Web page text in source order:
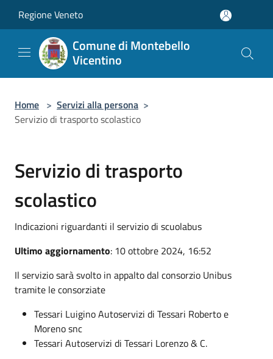
Regione Veneto
Comune di Montebello
Vicentino
Home > Servizi alla persona >
Servizio di trasporto scolastico
Servizio di trasporto
scolastico
Indicazioni riguardanti il servizio di scuolabus
Ultimo aggiornamento: 10 ottobre 2024, 16:52
Il servizio sarà svolto in appalto dal consorzio Unibus
tramite le consorziate
Tessari Luigino Autoservizi di Tessari Roberto e
Moreno snc
Tessari Autoservizi di Tessari Lorenzo & C.